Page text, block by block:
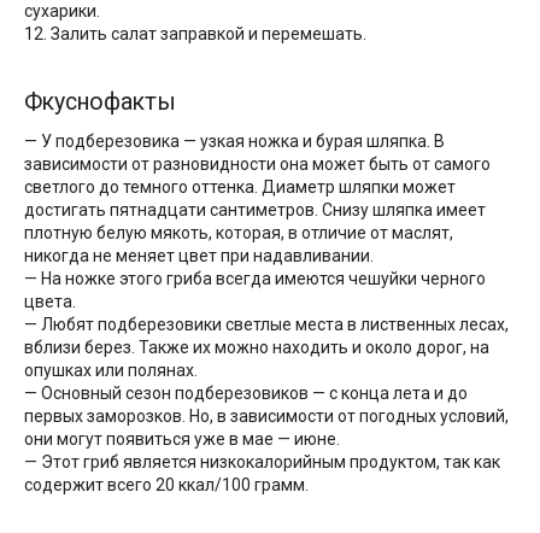
сухарики.
12. Залить салат заправкой и перемешать.
Фкуснофакты
— У подберезовика — узкая ножка и бурая шляпка. В
зависимости от разновидности она может быть от самого
светлого до темного оттенка. Диаметр шляпки может
достигать пятнадцати сантиметров. Снизу шляпка имеет
плотную белую мякоть, которая, в отличие от маслят,
никогда не меняет цвет при надавливании.
— На ножке этого гриба всегда имеются чешуйки черного
цвета.
— Любят подберезовики светлые места в лиственных лесах,
вблизи берез. Также их можно находить и около дорог, на
опушках или полянах.
— Основный сезон подберезовиков — с конца лета и до
первых заморозков. Но, в зависимости от погодных условий,
они могут появиться уже в мае — июне.
— Этот гриб является низкокалорийным продуктом, так как
содержит всего 20 ккал/100 грамм.